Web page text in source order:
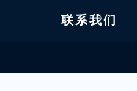
联系我们